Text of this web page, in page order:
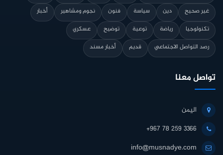
غير صحيح
دين سياسة فنون نجوم ومشاهير
أخبار
تكنولوجيا
رياضة توعية توضيح
عسكري
رصد التواصل الاجتماعي
قديم أخبار مسند
تواصل معنا
اليمن
+967 78 259 3366
info@musnadye.com